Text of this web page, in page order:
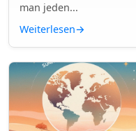
man jeden...
Weiterlesen→